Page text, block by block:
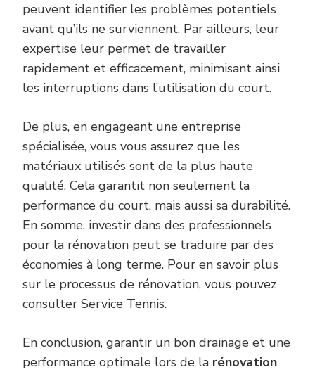
peuvent identifier les problèmes potentiels
avant qu’ils ne surviennent. Par ailleurs, leur
expertise leur permet de travailler
rapidement et efficacement, minimisant ainsi
les interruptions dans l’utilisation du court.
De plus, en engageant une entreprise
spécialisée, vous vous assurez que les
matériaux utilisés sont de la plus haute
qualité. Cela garantit non seulement la
performance du court, mais aussi sa durabilité.
En somme, investir dans des professionnels
pour la rénovation peut se traduire par des
économies à long terme. Pour en savoir plus
sur le processus de rénovation, vous pouvez
consulter Service Tennis.
En conclusion, garantir un bon drainage et une
performance optimale lors de la rénovation